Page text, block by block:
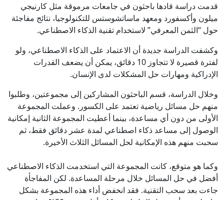
قدمت دراسة قادها باحثون في جامعات مرموقة مثل كارنيجي
ميلون وأكسفورد ومعهد ماساتشوستس للتكنولوجيا، نتائج مفاجئة
حول “الثمن المعرفي” لاستخدام تقنية الذكاء الاصطناعي.
وكشفت الدراسة جديدة أن الاعتماد على الذكاء الاصطناعي، ولو
لفترة قصيرة لا تتجاوز 10 دقائق، يمكن أن يضعف القدرات
الإدراكية ومهارات حل المشكلات لدى الإنسان.
وخلال الدراسة، قسم الباحثون المشاركين إلى مجموعتين، وطلبوا
منهم حل مسائل رياضية تعتمد على الكسور. وعملت المجموعة
الأولى من دون أي مساعدة، بينما أعطيت المجموعة الثانية إمكانية
الوصول إلى مساعد ذكاء اصطناعي لمدة عشر دقائق فقط، ثم
سحبت منهم هذه الإمكانية لحل المسائل الثلاث الأخيرة.
وكما هو متوقع، كانت المجموعة التي استخدمت الذكاء الاصطناعي
أفضل في حل المسائل خلال مرحلة المساعدة. لكن المفاجأة
جاءت بعد سحب التقنية. فقد انخفض أداء هذه المجموعة بشكل